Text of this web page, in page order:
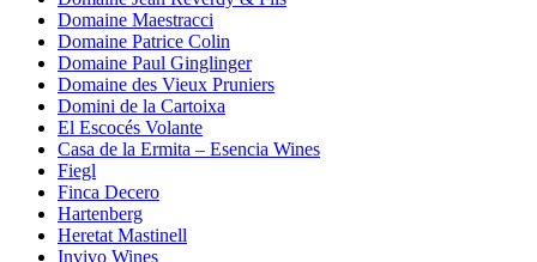
Domaine Maestracci
Domaine Patrice Colin
Domaine Paul Ginglinger
Domaine des Vieux Pruniers
Domini de la Cartoixa
El Escocés Volante
Casa de la Ermita – Esencia Wines
Fiegl
Finca Decero
Hartenberg
Heretat Mastinell
Invivo Wines